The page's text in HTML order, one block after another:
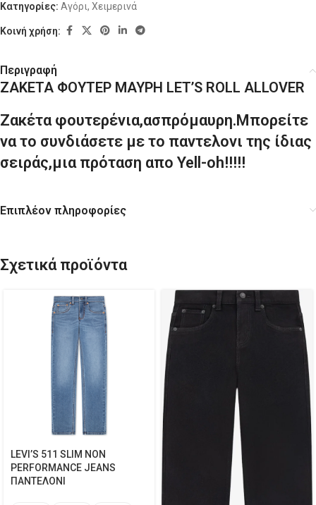
Κατηγορίες: Αγόρι, Χειμερινά
Κοινή χρήση:
Περιγραφή
ΖΑΚΕΤΑ ΦΟΥΤΕΡ ΜΑΥΡΗ LET’S ROLL ALLOVER
Ζακέτα φουτερένια,ασπρόμαυρη.Μπορείτε
να το συνδιάσετε με το παντελονι της ίδιας
σειράς,μια πρόταση απο Yell-oh!!!!!
Επιπλέον πληροφορίες
Σχετικά προϊόντα
LEVI’S 511 SLIM NON
PERFORMANCE JEANS
ΠΑΝΤΕΛΟΝΙ